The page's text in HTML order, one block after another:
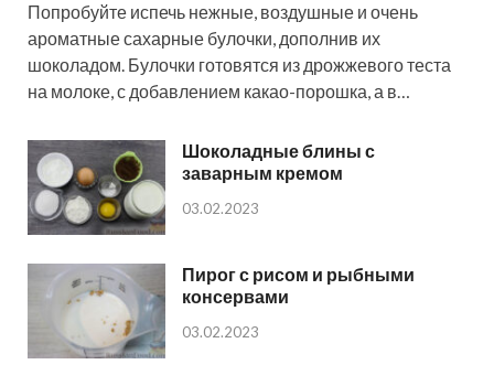
Попробуйте испечь нежные, воздушные и очень
ароматные сахарные булочки, дополнив их
шоколадом. Булочки готовятся из дрожжевого теста
на молоке, с добавлением какао-порошка, а в…
Шоколадные блины с
заварным кремом
03.02.2023
Пирог с рисом и рыбными
консервами
03.02.2023